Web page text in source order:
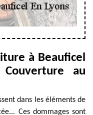
à Beauficel
au
dans les éléments de
Ces dommages sont